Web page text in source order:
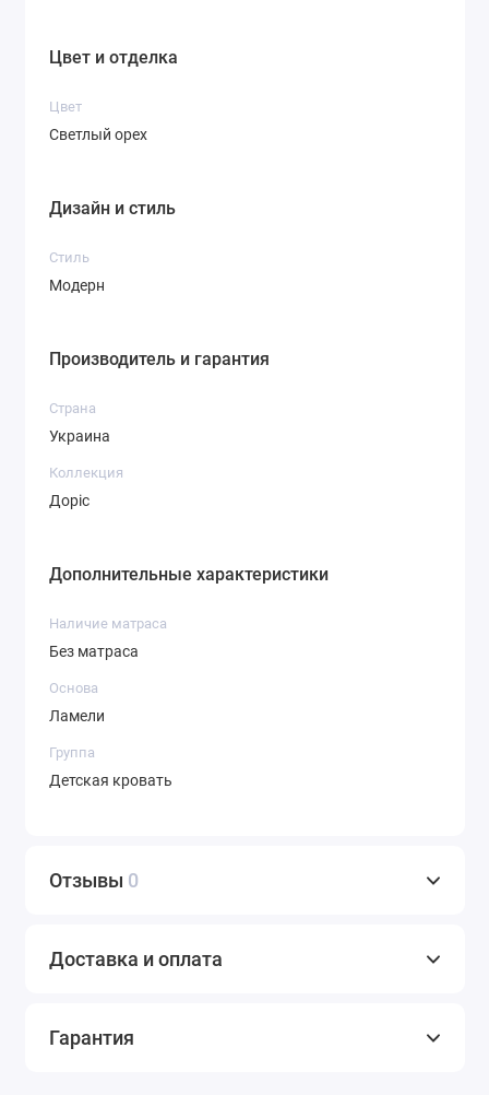
Цвет и отделка
Цвет
Светлый орех
Дизайн и стиль
Стиль
Модерн
Производитель и гарантия
Страна
Украина
Коллекция
Доріс
Дополнительные характеристики
Наличие матраса
Без матраса
Основа
Ламели
Группа
Детская кровать
Отзывы 0
Доставка и оплата
Гарантия